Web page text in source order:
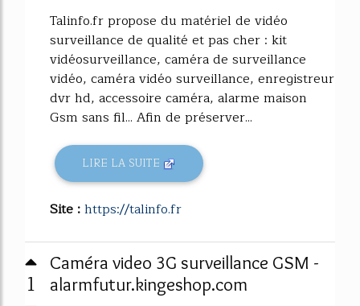
Talinfo.fr propose du matériel de vidéo
surveillance de qualité et pas cher : kit
vidéosurveillance, caméra de surveillance
vidéo, caméra vidéo surveillance, enregistreur
dvr hd, accessoire caméra, alarme maison
Gsm sans fil... Afin de préserver...
LIRE LA SUITE
Site :https://talinfo.fr
1
Caméra video 3G surveillance GSM -
alarmfutur.kingeshop.com